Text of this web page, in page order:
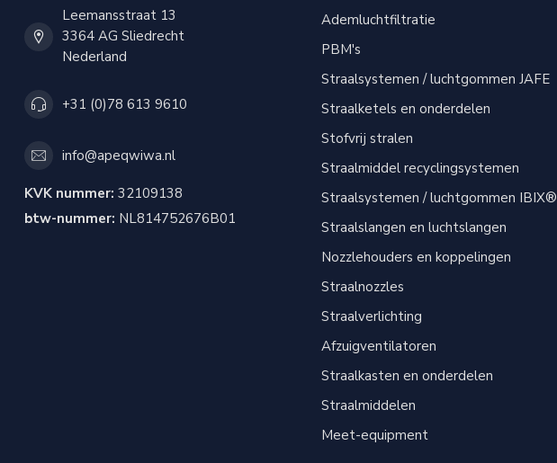
Leemansstraat 13
3364 AG Sliedrecht
Nederland
+31 (0)78 613 9610
info@apeqwiwa.nl
KVK nummer: 32109138
btw-nummer: NL814752676B01
Ademluchtfiltratie
PBM's
Straalsystemen / luchtgommen JAFE
Straalketels en onderdelen
Stofvrij stralen
Straalmiddel recyclingsystemen
Straalsystemen / luchtgommen IBIX®
Straalslangen en luchtslangen
Nozzlehouders en koppelingen
Straalnozzles
Straalverlichting
Afzuigventilatoren
Straalkasten en onderdelen
Straalmiddelen
Meet-equipment